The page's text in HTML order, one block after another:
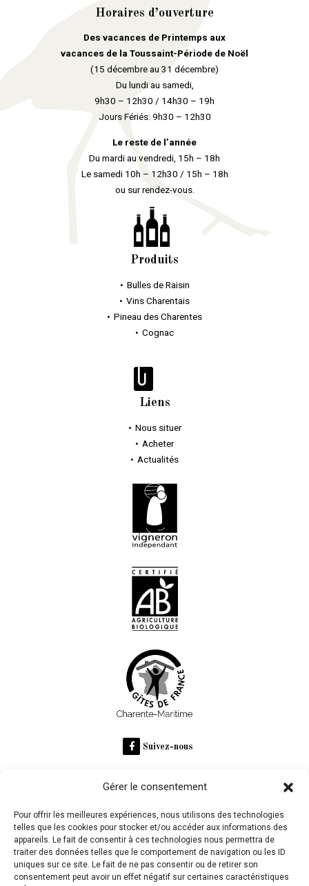
Gérer le consentement
Pour offrir les meilleures expériences, nous utilisons des technologies
telles que les cookies pour stocker et/ou accéder aux informations des
appareils. Le fait de consentir à ces technologies nous permettra de
traiter des données telles que le comportement de navigation ou les ID
uniques sur ce site. Le fait de ne pas consentir ou de retirer son
consentement peut avoir un effet négatif sur certaines caractéristiques
Horaires d’ouverture
Des vacances de Printemps aux
vacances de la Toussaint-Période de Noël
(15 décembre au 31 décembre)
Du lundi au samedi,
9h30 – 12h30 / 14h30 – 19h
Jours Fériés: 9h30 – 12h30
Le reste de l’année
Du mardi au vendredi, 15h – 18h
Le samedi 10h – 12h30 / 15h – 18h
ou sur rendez-vous.
Produits
Bullesde Raisin
Vins Charentais
Pineau des Charentes
Cognac
Liens
Nous situer
Acheter
Actualités
Suivez-nous
Domaine des Claires